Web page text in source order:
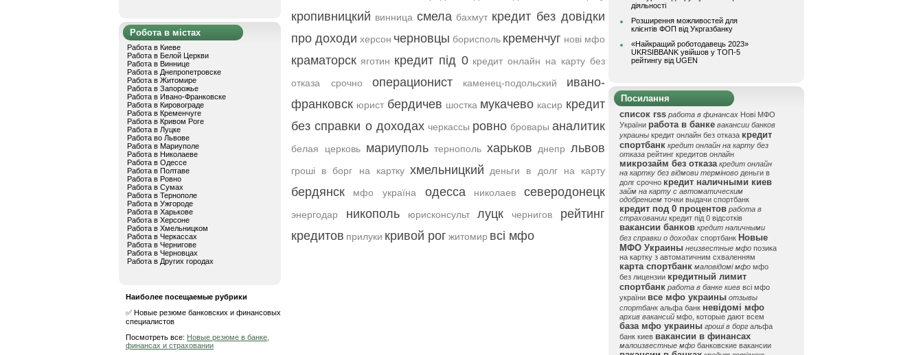
Робота в містах
Работа в Киеве
Работа в Белой Церкви
Работа в Виннице
Работа в Днепропетровске
Работа в Житомире
Работа в Запорожье
Работа в Ивано-Франковске
Работа в Кировограде
Работа в Кременчуге
Работа в Кривом Роге
Работа в Луцке
Работа во Львове
Работа в Мариуполе
Работа в Николаеве
Работа в Одессе
Работа в Полтаве
Работа в Ровно
Работа в Сумах
Работа в Тернополе
Работа в Ужгороде
Работа в Харькове
Работа в Херсоне
Работа в Хмельницком
Работа в Черкассах
Работа в Чернигове
Работа в Черновцах
Работа в Других городах
Наиболее посещаемые рубрики
✅ Новые резюме банковских и финансовых
специалистов
Посмотреть все: Новые резюме в банке,
финансах и страховании
кропивницкий винница смела бахмут кредит без довідки
про доходи херсон черновцы борисполь кременчуг нові мфо
краматорск яготин кредит під 0 кредит онлайн на карту без
отказа срочно
операционист каменец-подольский
ивано-
франковск юрист бердичев шостка мукачево касир кредит
без справки о доходах черкассы ровно бровары аналитик
белая церковь мариуполь тернополь харьков днепр львов
гроші в борг на картку хмельницкий деньги в долг на карту
бердянск мфо україна одесса николаев северодонецк
энергодар никополь юрисконсульт луцк чернигов
рейтинг
кредитов прилуки кривой рог житомир всі мфо
діяльності
Розширення можливостей для
клієнтів ФОП від Укргазбанку
«Найкращий роботодавець 2023»
UKRSIBBANK увійшов у ТОП-5
рейтингу від UGEN
Посилання
список rss работа в финансах Нові МФО
України работа в банке вакансии банков
украины кредит онлайн без отказа кредит
спортбанк кредит онлайн на карту без
отказа рейтинг кредитов онлайн
микрозайм без отказа кредит онлайн
на картку без відмови терміново деньги в
долг срочно кредит наличными киев
займ на карту с автоматическим
одобрением точки выдачи спортбанк
кредит под 0 процентов работа в
страховании кредит під 0 відсотків
вакансии банков кредит наличными
без справки о доходах спортбанк Новые
МФО Украины неизвестные мфо позика
на картку з автоматичним схваленням
карта спортбанк маловідомі мфо мфо
без лицензии кредитный лимит
спортбанк работа в банке киев всі мфо
україни все мфо украины отзывы
спортбанк альфа банк невідомі мфо
архив вакансий мфо, которые дают всем
база мфо украины гроші в борг альфа
банк киев вакансии в финансах
малоизвестные мфо банковские вакансии